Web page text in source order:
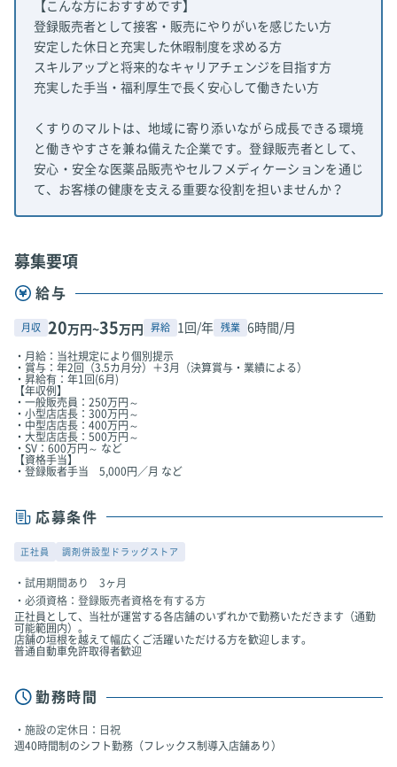
【こんな方におすすめです】
登録販売者として接客・販売にやりがいを感じたい方
安定した休日と充実した休暇制度を求める方
スキルアップと将来的なキャリアチェンジを目指す方
充実した手当・福利厚生で長く安心して働きたい方
くすりのマルトは、地域に寄り添いながら成長できる環境
と働きやすさを兼ね備えた企業です。登録販売者として、
安心・安全な医薬品販売やセルフメディケーションを通じ
て、お客様の健康を支える重要な役割を担いませんか？
募集要項
給与
月収 20万円~35万円 昇給 1回/年 残業 6時間/月
・月給：当社規定により個別提示
・賞与：年2回（3.5カ月分）＋3月（決算賞与・業績による）
・昇給有：年1回(6月)
【年収例】
・一般販売員：250万円～
・小型店店長：300万円～
・中型店店長：400万円～
・大型店店長：500万円～
・SV：600万円～ など
【資格手当】
・登録販者手当 5,000円／月 など
応募条件
正社員 調剤併設型ドラッグストア
試用期間あり 3ヶ月
必須資格：登録販売者資格を有する方
正社員として、当社が運営する各店舗のいずれかで勤務いただきます（通勤
可能範囲内）。
店舗の垣根を越えて幅広くご活躍いただける方を歓迎します。
普通自動車免許取得者歓迎
勤務時間
施設の定休日：日祝
週40時間制のシフト勤務（フレックス制導入店舗あり）